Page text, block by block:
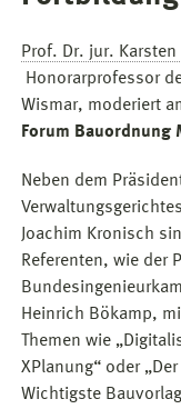
Prof. Dr. jur.
Honorarprofessor
Wismar, moderiert
Forum Bauordnung
Neben dem
Joachim Kronisch
Referenten, wie der
Heinrich Bökamp,
Themen wie
XPlanung“ oder
Wichtigste